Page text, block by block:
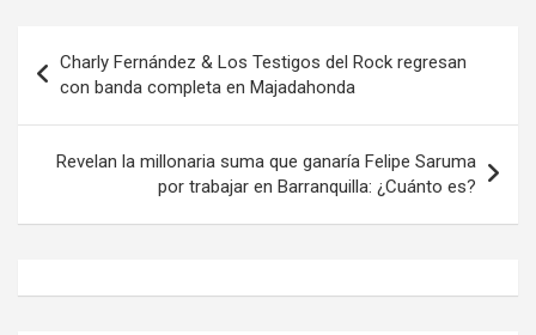
de
entradas
Charly Fernández & Los Testigos del Rock regresan
con banda completa en Majadahonda
Revelan la millonaria suma que ganaría Felipe Saruma
por trabajar en Barranquilla: ¿Cuánto es?